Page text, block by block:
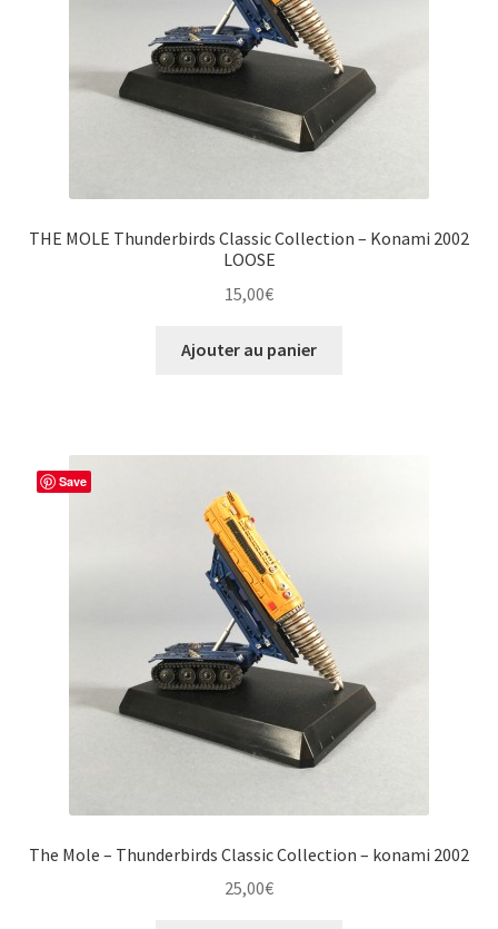
THE MOLE Thunderbirds Classic Collection – Konami 2002
LOOSE
15,00€
Ajouter au panier
Save
The Mole – Thunderbirds Classic Collection – konami 2002
25,00€